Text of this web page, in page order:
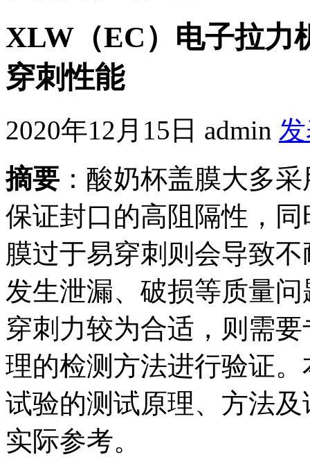
XLW（EC）电子拉力
穿刺性能
2020年12月15日 admin
摘要 ：酸奶杯盖膜大多
保证封口的高阻隔性，
膜过于易穿刺则会导致
发生泄漏、破损等质量
穿刺力较为合适，则需
理的检测方法进行验证
试验的测试原理、方法
实际参考。